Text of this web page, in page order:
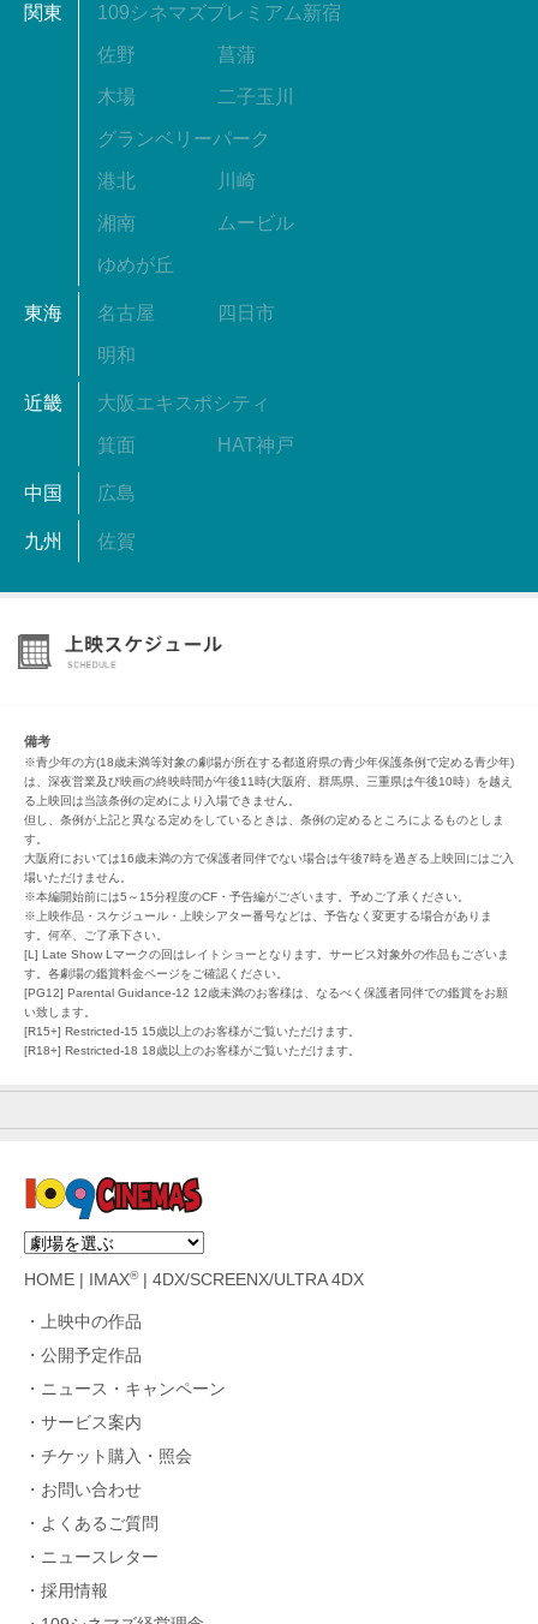
関東 109シネマズプレミアム新宿
佐野 菖蒲
木場 二子玉川
グランベリーパーク
港北 川崎
湘南 ムービル
ゆめが丘
東海 名古屋 四日市
明和
近畿 大阪エキスポシティ
箕面 HAT神戸
中国 広島
九州 佐賀
備考
※青少年の方(18歳未満等対象の劇場が所在する都道府県の青少年保護条例で定める青少年)
は、深夜営業及び映画の終映時間が午後11時(大阪府、群馬県、三重県は午後10時）を越え
る上映回は当該条例の定めにより入場できません。
但し、条例が上記と異なる定めをしているときは、条例の定めるところによるものとしま
す。
大阪府においては16歳未満の方で保護者同伴でない場合は午後7時を過ぎる上映回にはご入
場いただけません。
※本編開始前には5～15分程度のCF・予告編がございます。予めご了承ください。
※上映作品・スケジュール・上映シアター番号などは、予告なく変更する場合がありま
す。何卒、ご了承下さい。
[L] Late Show Lマークの回はレイトショーとなります。サービス対象外の作品もございま
す。各劇場の鑑賞料金ページをご確認ください。
[PG12] Parental Guidance-12 12歳未満のお客様は、なるべく保護者同伴での鑑賞をお願
い致します。
[R15+] Restricted-15 15歳以上のお客様がご覧いただけます。
[R18+] Restricted-18 18歳以上のお客様がご覧いただけます。
HOME IMAX®| 4DX/SCREENX/ULTRA 4DX
上映中の作品
公開予定作品
ニュース・キャンペーン
サービス案内
チケット購入・照会
お問い合わせ
よくあるご質問
ニュースレター
採用情報